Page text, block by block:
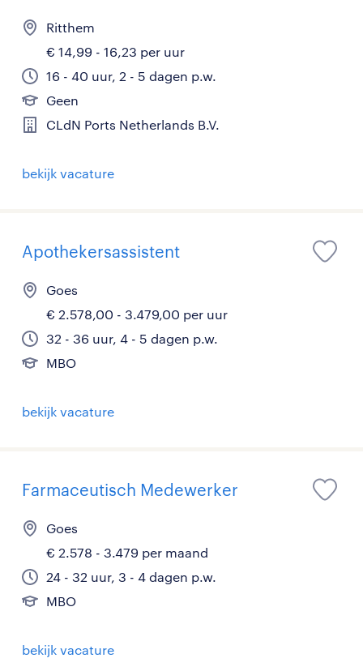
Ritthem
€ 14,99 - 16,23 per uur
16 - 40 uur, 2 - 5 dagen p.w.
Geen
CLdN Ports Netherlands B.V.
bekijk vacature
Apothekersassistent
Goes
€ 2.578,00 - 3.479,00 per uur
32 - 36 uur, 4 - 5 dagen p.w.
MBO
bekijk vacature
Farmaceutisch Medewerker
Goes
€ 2.578 - 3.479 per maand
24 - 32 uur, 3 - 4 dagen p.w.
MBO
bekijk vacature